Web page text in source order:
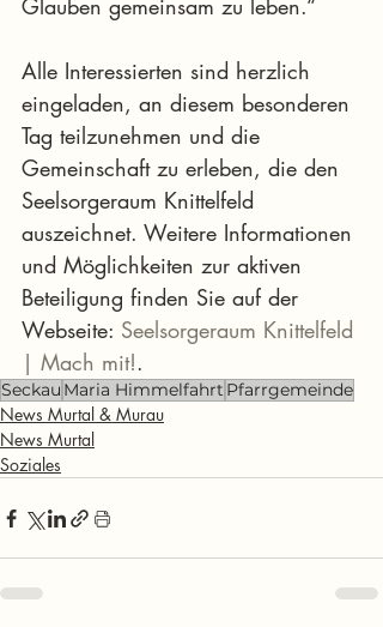
Glauben gemeinsam zu leben.“
Alle Interessierten sind herzlich
eingeladen, an diesem besonderen
Tag teilzunehmen und die
Gemeinschaft zu erleben, die den
Seelsorgeraum Knittelfeld
auszeichnet. Weitere Informationen
und Möglichkeiten zur aktiven
Beteiligung finden Sie auf der
Webseite: Seelsorgeraum Knittelfeld
| Mach mit!.
Seckau Maria Himmelfahrt Pfarrgemeinde
News Murtal & Murau
News Murtal
Soziales